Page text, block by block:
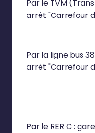
Par le TVM
arrêt "Carrefour
Par la ligne bus
arrêt "Carrefour
Par le RER C :